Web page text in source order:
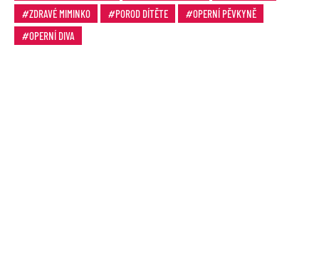
ZDRAVÉ MIMINKO
POROD DÍTĚTE
OPERNÍ PĚVKYNĚ
OPERNÍ DIVA